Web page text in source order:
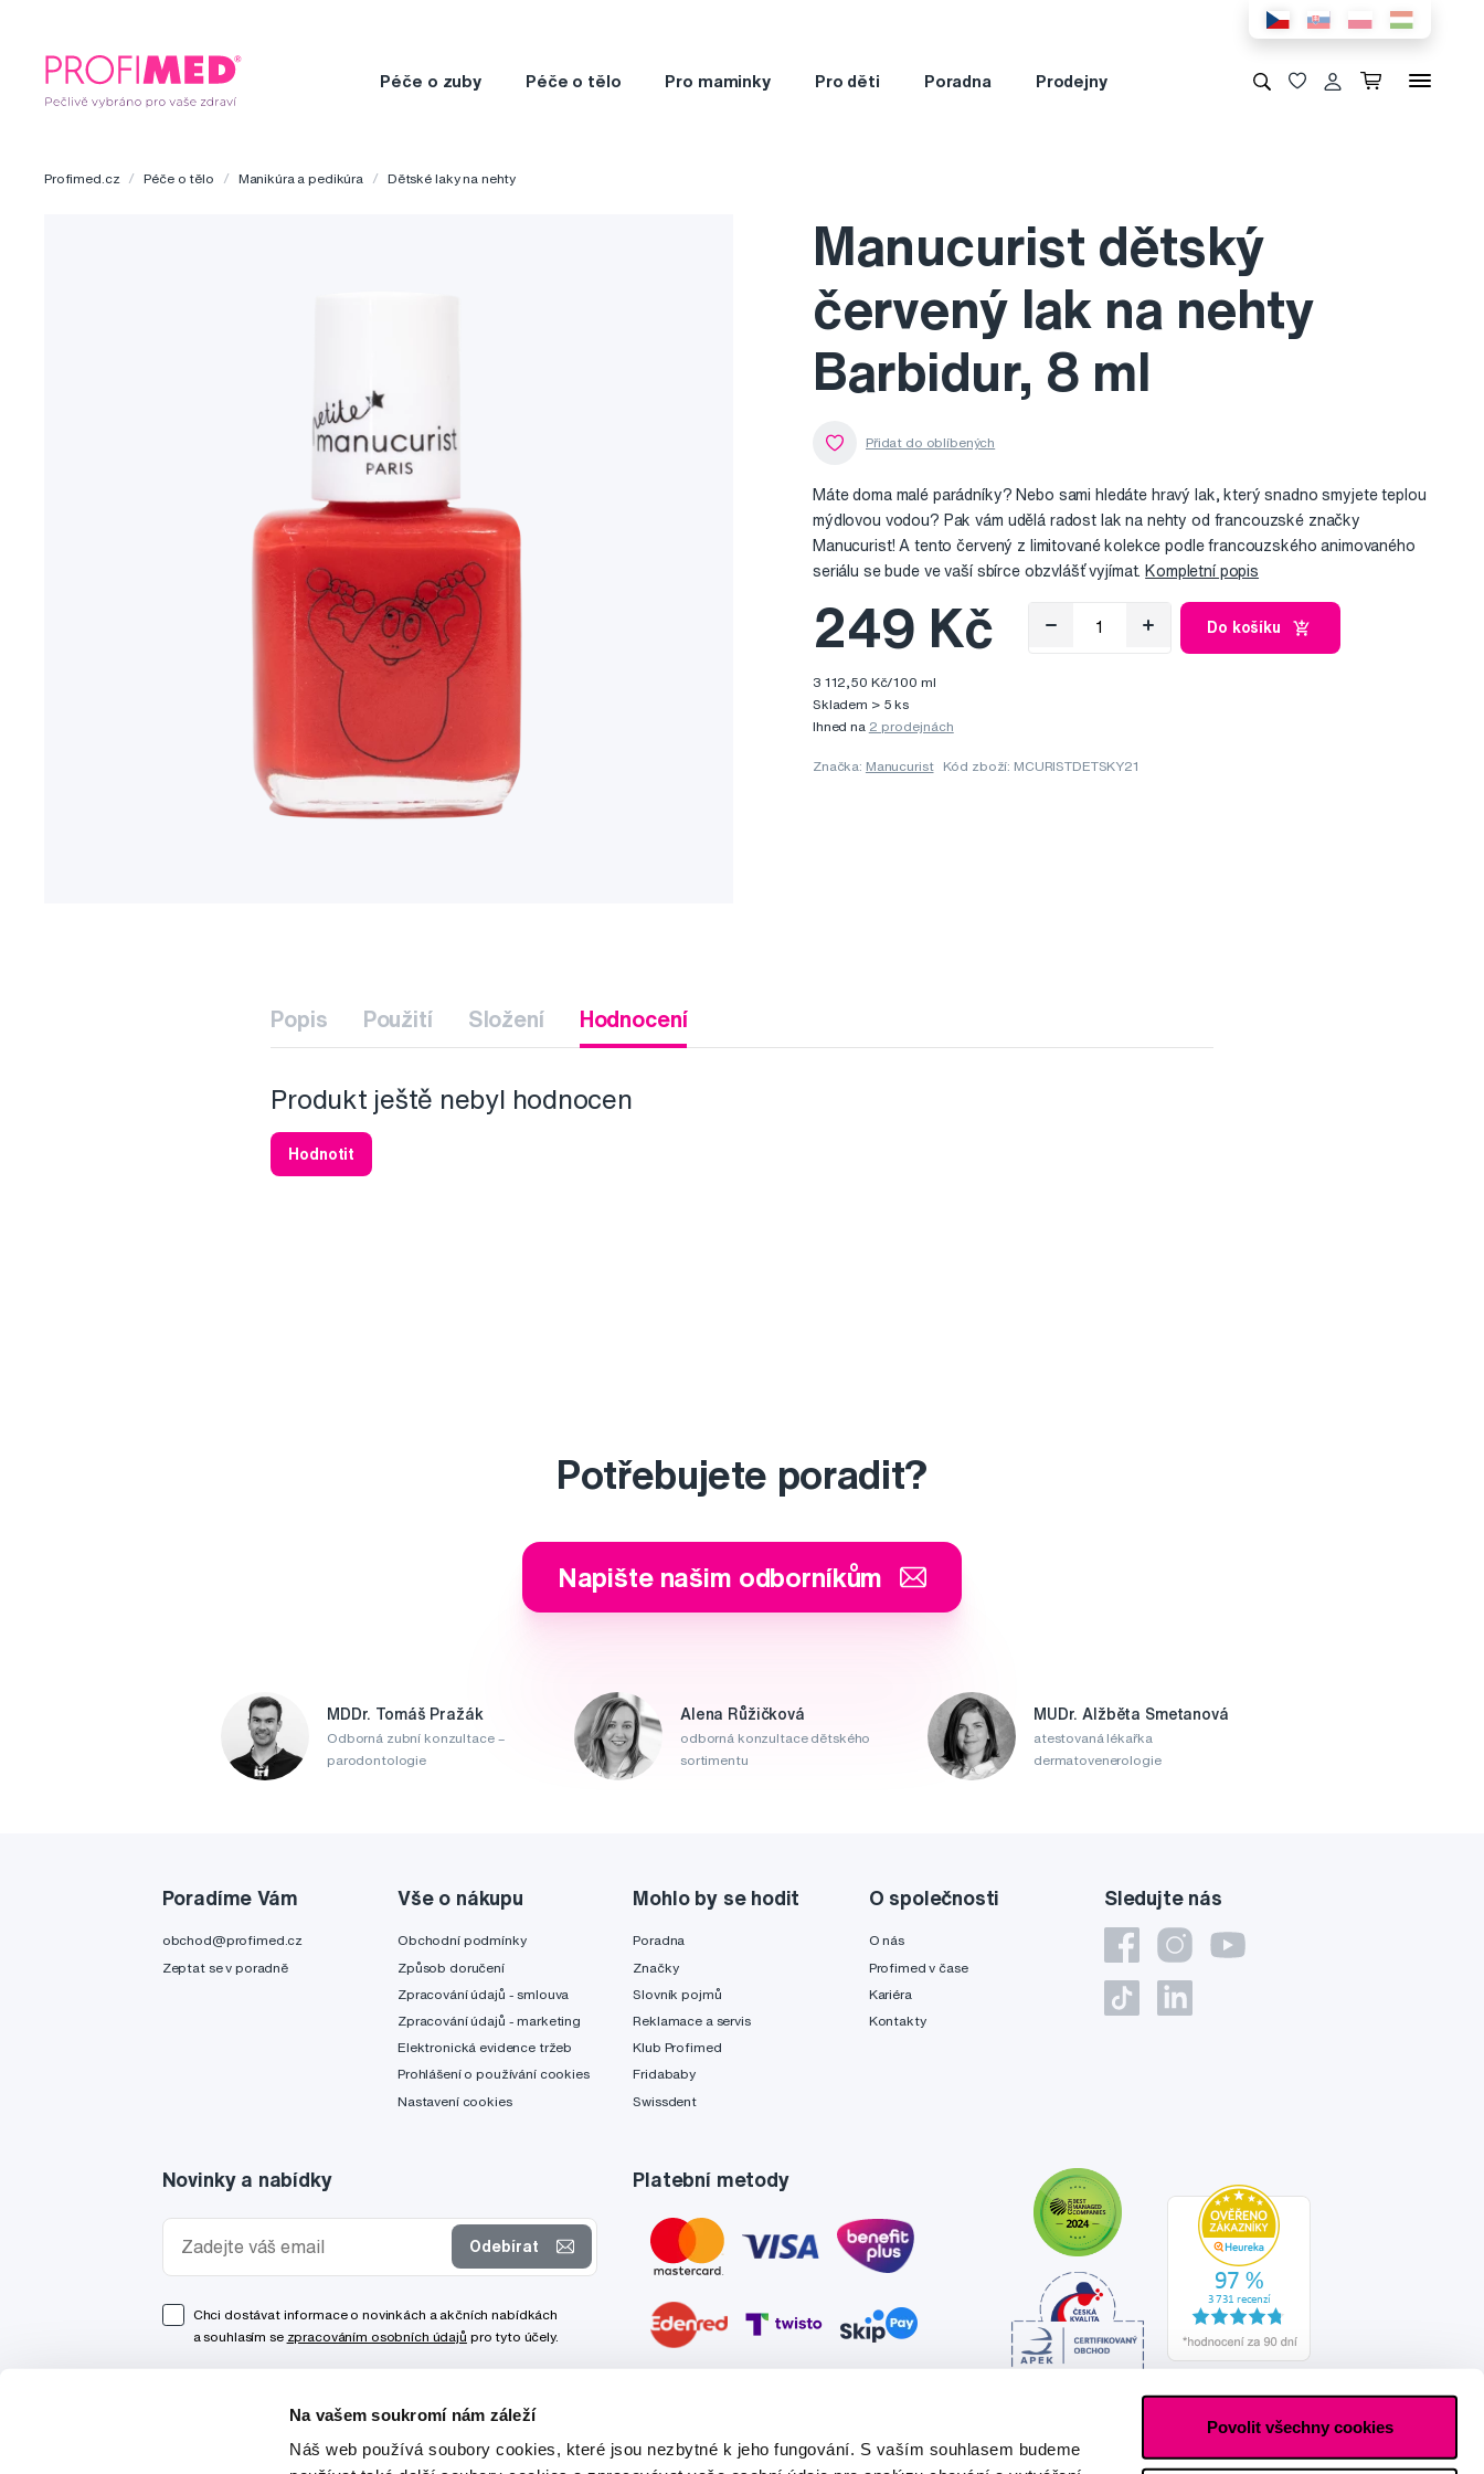
Na vašem soukromí nám záleží
Náš web používá soubory cookies, které jsou nezbytné k jeho fungování. S vaším souhlasem budeme
Povolit všechny cookies
Péče o zuby Péče o tělo Pro maminky Pro děti Poradna Prodejny
Profimed.cz Péče o tělo Manikúra a pedikúra Dětské laky na nehty
Manucurist dětský
červený lak na nehty
Barbidur, 8 ml
Máte doma malé parádníky? Nebo sami hledáte hravý lak, který snadno smyjete teplou
mýdlovou vodou? Pak vám udělá radost lak na nehty od francouzské značky
Manucurist! A tento červený z limitované kolekce podle francouzského animovaného
seriálu se bude ve vaší sbírce obzvlášť vyjímat. Kompletní popis
249 Kč Do košíku
3 112,50 Kč/100 ml
Skladem > 5 ks
Ihned na 2 prodejnách
Značka: Manucurist Kód zboží: MCURISTDETSKY21
Popis Použití Složení Hodnocení
Produkt ještě nebyl hodnocen
Hodnotit
Potřebujete poradit?
Napište našim odborníkům
MDDr. Tomáš Pražák
Odborná zubní konzultace –
parodontologie
Alena Růžičková
odborná konzultace dětského
sortimentu
MUDr. Alžběta Smetanová
atestovaná lékařka
dermatovenerologie
Sledujte nás
Poradíme Vám
obchod@profimed.cz
Zeptat se v poradně
Vše o nákupu
Obchodní podmínky
Způsob doručení
Zpracování údajů - smlouva
Zpracování údajů - marketing
Elektronická evidence tržeb
Prohlášení o používání cookies
Nastavení cookies
Mohlo by se hodit
Poradna
Značky
Slovník pojmů
Reklamace a servis
Klub Profimed
Fridababy
Swissdent
O společnosti
O nás
Profimed v čase
Kariéra
Kontakty
Novinky a nabídky
Odebírat
Chci dostávat informace o novinkách a akčních nabídkách
a souhlasím se zpracováním osobních údajů pro tyto účely.
Platební metody